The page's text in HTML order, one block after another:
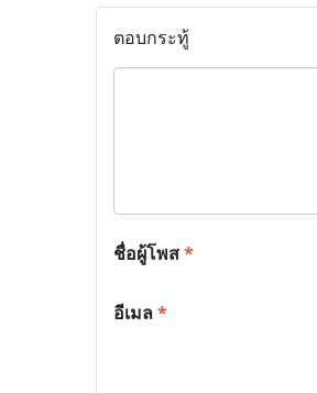
ตอบกระทู้
ชื่อผู้โพส*
อีเมล*